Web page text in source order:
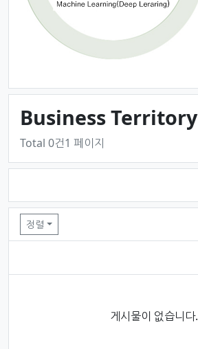
Business Territory
Total 0건1 페이지
Business Territory 목록
정렬
게시물이 없습니다.